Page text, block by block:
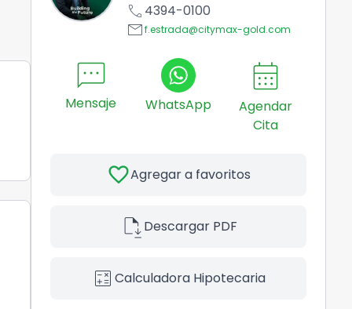
call 4394-0100
emailf.estrada@citymax-gold.com
sms
Mensaje WhatsApp
calendar_month
Agendar
Cita
favoriteAgregar a favoritos
file_saveDescargar PDF
calculate Calculadora Hipotecaria